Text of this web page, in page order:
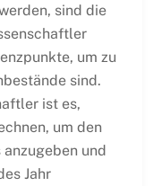
sind die
um zu
sind.
ist es,
um den
und
Jahr